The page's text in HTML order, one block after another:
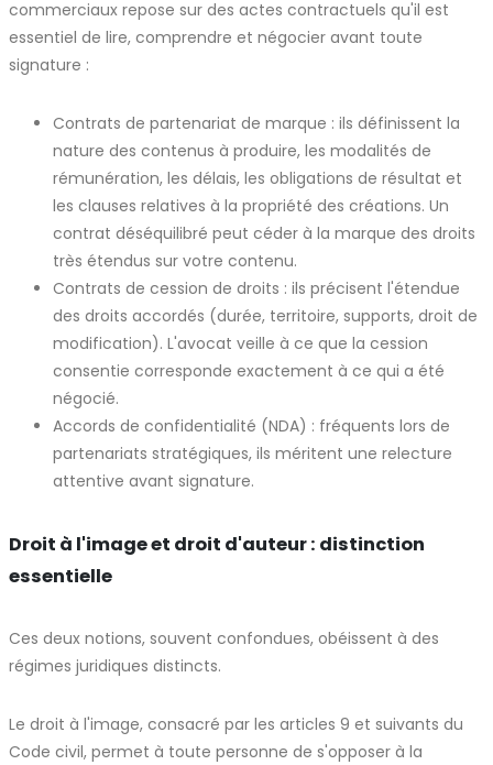
commerciaux repose sur des actes contractuels qu'il est
essentiel de lire, comprendre et négocier avant toute
signature :
Contrats de partenariat de marque : ils définissent la
nature des contenus à produire, les modalités de
rémunération, les délais, les obligations de résultat et
les clauses relatives à la propriété des créations. Un
contrat déséquilibré peut céder à la marque des droits
très étendus sur votre contenu.
Contrats de cession de droits : ils précisent l'étendue
des droits accordés (durée, territoire, supports, droit de
modification). L'avocat veille à ce que la cession
consentie corresponde exactement à ce qui a été
négocié.
Accords de confidentialité (NDA) : fréquents lors de
partenariats stratégiques, ils méritent une relecture
attentive avant signature.
Droit à l'image et droit d'auteur : distinction
essentielle
Ces deux notions, souvent confondues, obéissent à des
régimes juridiques distincts.
Le droit à l'image, consacré par les articles 9 et suivants du
Code civil, permet à toute personne de s'opposer à la